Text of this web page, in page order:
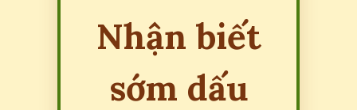
Nhận biết
sớm dấu